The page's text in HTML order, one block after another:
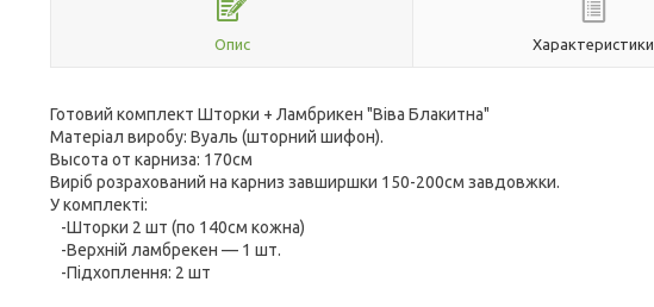
Опис Характеристики
Готовий комплект Шторки + Ламбрикен "Віва Блакитна"
Матеріал виробу: Вуаль (шторний шифон).
Высота от карниза: 170см
Виріб розрахований на карниз завширшки 150-200см завдовжки.
У комплекті:
-Шторки 2 шт (по 140см кожна)
-Верхній ламбрекен — 1 шт.
-Підхоплення: 2 шт